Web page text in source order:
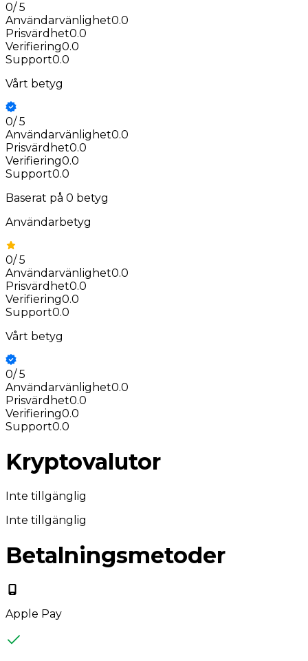
0/5
Användarvänlighet0.0
Prisvärdhet0.0
Verifiering0.0
Support0.0
Vårt betyg
0/5
Användarvänlighet0.0
Prisvärdhet0.0
Verifiering0.0
Support0.0
Baserat på 0 betyg
Användarbetyg
0/5
Användarvänlighet0.0
Prisvärdhet0.0
Verifiering0.0
Support0.0
Vårt betyg
0/5
Användarvänlighet0.0
Prisvärdhet0.0
Verifiering0.0
Support0.0
Kryptovalutor
Inte tillgänglig
Inte tillgänglig
Betalningsmetoder
Apple Pay